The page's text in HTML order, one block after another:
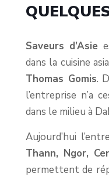
Saveurs d’Asie
dans la cuisine
Thomas Gomis.
l’entreprise n’a
dans le milieu à
Aujourd’hui
Thann, Ngor,
permettent de